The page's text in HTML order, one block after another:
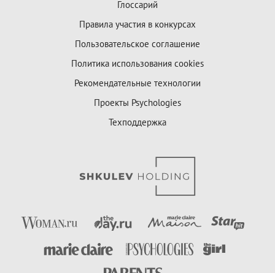
Глоссарий
Правила участия в конкурсах
Пользовательское соглашение
Политика использования cookies
Рекомендательные технологии
Проекты Psychologies
Техподдержка